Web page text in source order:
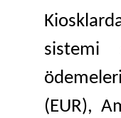
sistemi
(EUR),